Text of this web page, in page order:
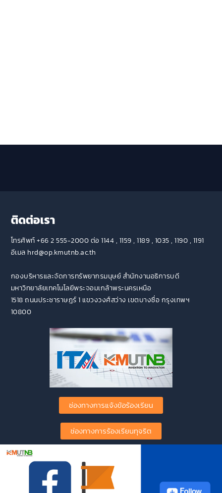
ติดต่อเรา
โทรศัพท์ +66 2 555-2000 ต่อ 1144 , 1159 , 1189 , 1035 , 1190 , 1191
อีเมล hrd@op.kmutnb.ac.th
กองบริหารและจัดการทรัพยากรมนุษย์ สำนักงานอธิการบดี
มหาวิทยาลัยเทคโนโลยีพระจอมเกล้าพระนครเหนือ
1518 ถนนประชาราษฎร์ 1 แขวงวงศ์สว่าง เขตบางซื่อ กรุงเทพฯ
10800
ช่องทางการแจ้งข้อร้องเรียน
ช่องทางการร้องเรียนทุจริต